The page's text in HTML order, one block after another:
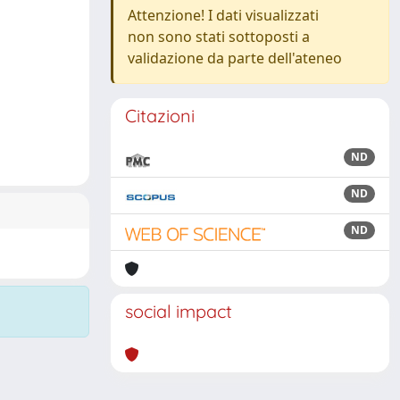
Attenzione! I dati visualizzati
non sono stati sottoposti a
validazione da parte dell'ateneo
Citazioni
ND
ND
ND
social impact